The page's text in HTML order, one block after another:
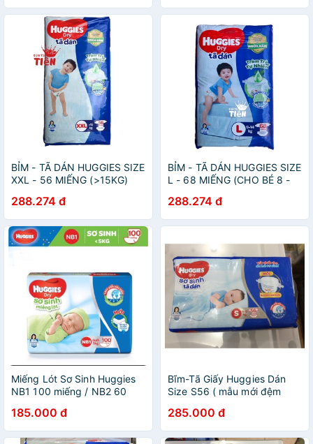
BỈM - TÃ DÁN HUGGIES SIZE
XXL - 56 MIẾNG (>15KG)
288.274 đ
BỈM - TÃ DÁN HUGGIES SIZE
L - 68 MIẾNG (CHO BÉ 8 -
288.274 đ
Miếng Lót Sơ Sinh Huggies
NB1 100 miếng / NB2 60
185.000 đ
Bĩm-Tã Giấy Huggies Dán
Size S56 ( mẫu mới đệm
285.000 đ